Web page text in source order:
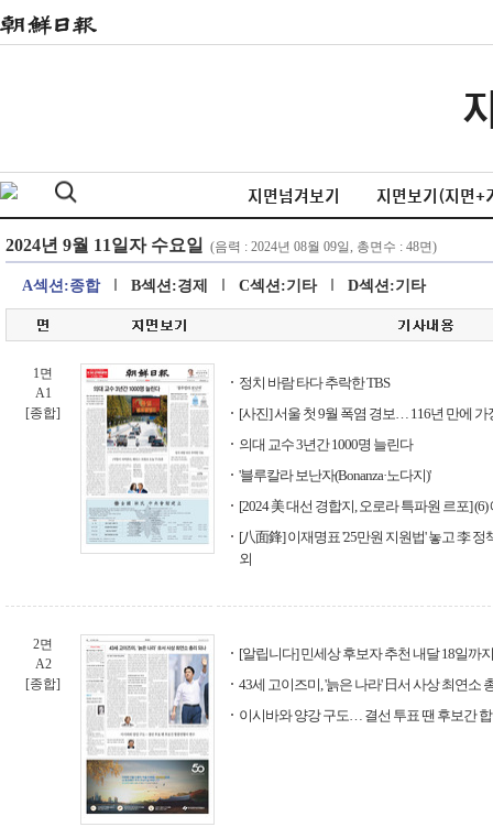
지면넘겨보기 지면보기(지면+
A섹션:종합 B섹션:경제 C섹션:기타 D섹션:기타
1면
A1
[종합]
정치 바람 타다 추락한 TBS
[사진] 서울 첫 9월 폭염 경보… 116년 만에 가
의대 교수 3년간 1000명 늘린다
'블루칼라 보난자(Bonanza·노다지)'
[2024 美 대선 경합지, 오로라 특파원 르포]
[八面鋒] 이재명표 '25만원 지원법' 놓고 李
외
2면
A2
[종합]
[알립니다] 민세상 후보자 추천 내달 18일까
43세 고이즈미, '늙은 나라' 日서 사상 최연소
이시바와 양강 구도… 결선 투표 땐 후보간